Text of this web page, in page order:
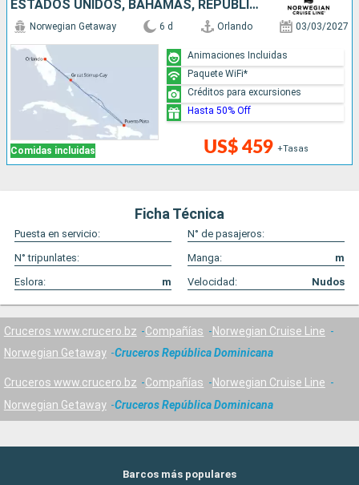
ESTADOS UNIDOS, BAHAMAS, REPÚBLICA DOMINICANA
Comidas incluidas
Norwegian Getaway 6 d Orlando 03/03/2027
US$ 459 +Tasas
Animaciones Incluidas
Paquete WiFi*
Créditos para excursiones
Hasta 50% Off
Ficha Técnica
Puesta en servicio:
N° de pasajeros:
N° tripunlates:
Manga:
m
Eslora:
m Velocidad: Nudos
Cruceros www.crucero.bz Compañías
Norwegian Cruise Line
Norwegian Getaway
Cruceros República Dominicana
Cruceros www.crucero.bz Compañías
Norwegian Cruise Line
Norwegian Getaway
Cruceros República Dominicana
Barcos más populares